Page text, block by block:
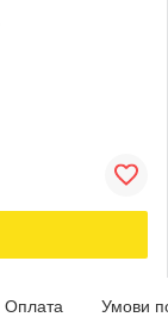
Оплата Умови